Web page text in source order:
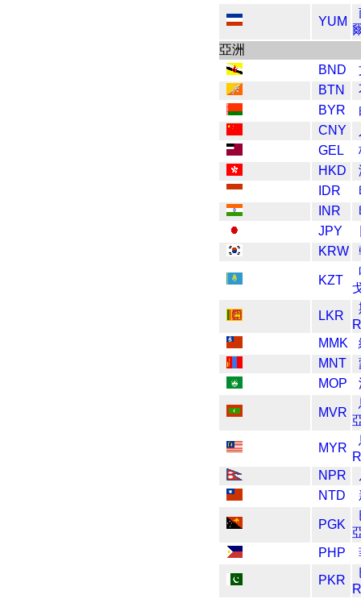
YUM
亞洲
BND
BTN
BYR
CNY
GEL
HKD
IDR
INR
JPY
KRW
KZT
LKR
MMK
MNT
MOP
MVR
MYR
NPR
NTD
PGK
PHP
PKR